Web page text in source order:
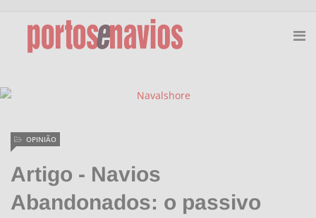
Artigo - Navios
Abandonados: o passivo
OPINIÃO